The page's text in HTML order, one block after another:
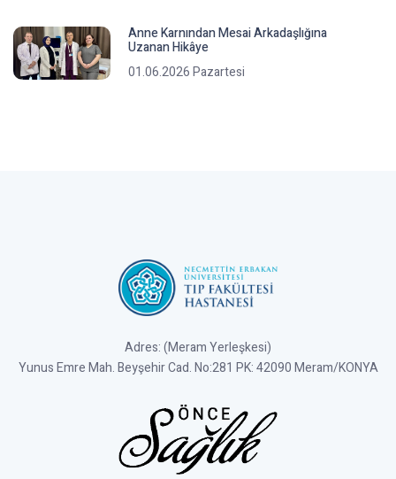
Anne Karnından Mesai Arkadaşlığına
Uzanan Hikâye
01.06.2026 Pazartesi
Adres: (Meram Yerleşkesi)
Yunus Emre Mah. Beyşehir Cad. No:281 PK: 42090 Meram/KONYA